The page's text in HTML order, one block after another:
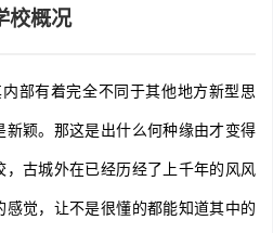
校概况
部有着完全不同于其他地方新型思
颖。那这是出什么何种缘由才变得
古城外在已经历经了上千年的风风
觉，让不是很懂的都能知道其中的